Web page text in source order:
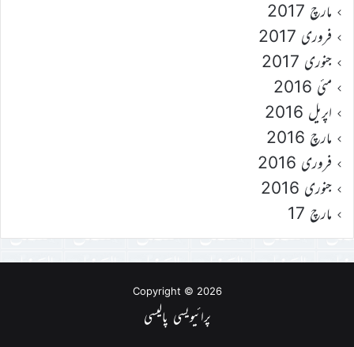
مارچ 2017
فروری 2017
جنوری 2017
مئی 2016
اپریل 2016
مارچ 2016
فروری 2016
جنوری 2016
مارچ 17
Copyright © 2026
پرائیویسی پالیسی